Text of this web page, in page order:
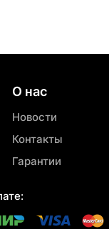
О нас
Новости
Контакты
Гарантии